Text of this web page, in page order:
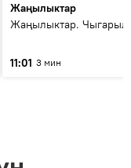
Жаңылыктар
Жаңылыктар.
11:01 3 мин